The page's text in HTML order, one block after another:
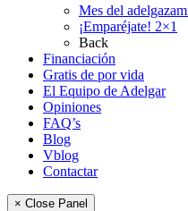
Mes del
¡Emparéjate! 2×1
Back
Financiación
Gratis de por vida
El Equipo de Adelgar
Opiniones
FAQ’s
Blog
Vblog
Contactar
× Close Panel